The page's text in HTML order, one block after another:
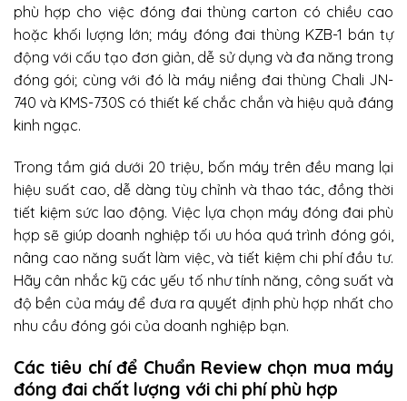
phù hợp cho việc đóng đai thùng carton có chiều cao
hoặc khối lượng lớn; máy đóng đai thùng KZB-1 bán tự
động với cấu tạo đơn giản, dễ sử dụng và đa năng trong
đóng gói; cùng với đó là máy niềng đai thùng Chali JN-
740 và KMS-730S có thiết kế chắc chắn và hiệu quả đáng
kinh ngạc.
Trong tầm giá dưới 20 triệu, bốn máy trên đều mang lại
hiệu suất cao, dễ dàng tùy chỉnh và thao tác, đồng thời
tiết kiệm sức lao động. Việc lựa chọn máy đóng đai phù
hợp sẽ giúp doanh nghiệp tối ưu hóa quá trình đóng gói,
nâng cao năng suất làm việc, và tiết kiệm chi phí đầu tư.
Hãy cân nhắc kỹ các yếu tố như tính năng, công suất và
độ bền của máy để đưa ra quyết định phù hợp nhất cho
nhu cầu đóng gói của doanh nghiệp bạn.
Các tiêu chí để Chuẩn Review chọn mua máy
đóng đai chất lượng với chi phí phù hợp